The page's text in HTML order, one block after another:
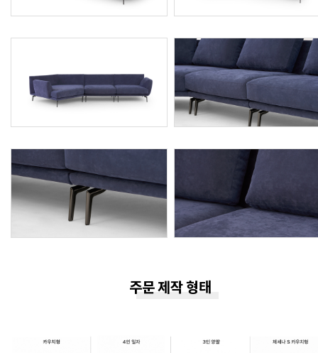
주문 제작 형태